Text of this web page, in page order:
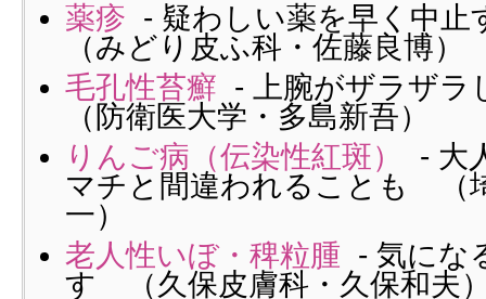
薬疹 - 疑わしい薬を早く中
（みどり皮ふ科・佐藤良博）
毛孔性苔癬 - 上腕がザラザ
（防衛医大学・多島新吾）
りんご病（伝染性紅斑）
- 大
マチと間違われることも （
一）
老人性いぼ・稗粒腫 - 気にな
す （久保皮膚科・久保和夫